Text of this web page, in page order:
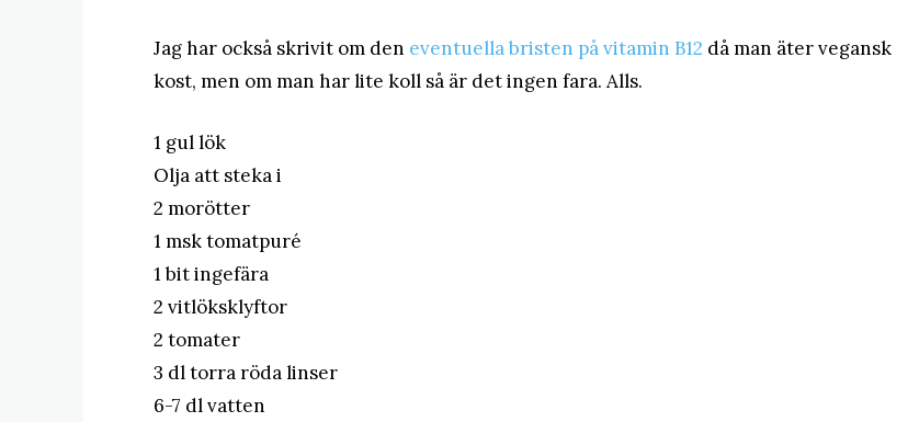
Jag har också skrivit om den eventuella bristen på vitamin B12 då man äter vegansk
kost, men om man har lite koll så är det ingen fara. Alls.
1 gul lök
Olja att steka i
2 morötter
1 msk tomatpuré
1 bit ingefära
2 vitlöksklyftor
2 tomater
3 dl torra röda linser
6-7 dl vatten